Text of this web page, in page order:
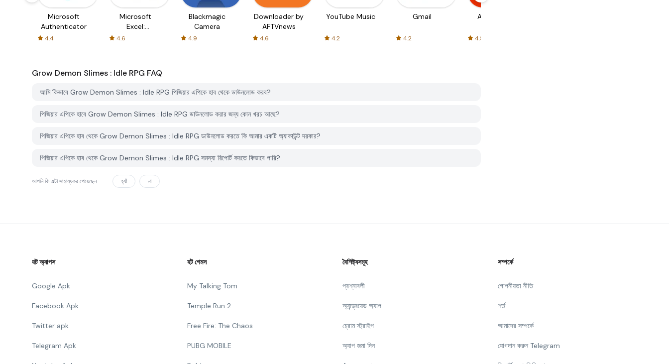
Microsoft
Authenticator
4.4
Microsoft
Excel:
Spreadsheets
4.6
Blackmagic
Camera
4.9
Downloader by
AFTVnews
4.6
YouTube Music
4.2
Gmail
4.2
AliExpress
4.5
Grow Demon Slimes : Idle RPG FAQ
আমি কিভাবে Grow Demon Slimes : Idle RPG পিজিয়ার এপিকে হাব থেকে ডাউনলোড করব?
পিজিয়ার এপিকে হাবে Grow Demon Slimes : Idle RPG ডাউনলোড করার জন্য কোন খরচ আছে?
পিজিয়ার এপিকে হাব থেকে Grow Demon Slimes : Idle RPG ডাউনলোড করতে কি আমার একটি অ্যাকাউন্ট দরকার?
পিজিয়ার এপিকে হাব থেকে Grow Demon Slimes : Idle RPG সমস্যা রিপোর্ট করতে কিভাবে পারি?
আপনি কি এটা সাহায্যকর পেয়েছেন হ্যাঁ না
হট অ্যাপস
Google Apk
Facebook Apk
Twitter apk
Telegram Apk
হট গেমস
My Talking Tom
Temple Run 2
Free Fire: The Chaos
PUBG MOBILE
বৈশিষ্ট্যসমূহ
প্রশ্নাবলী
অ্যান্ড্রয়েড অ্যাপ
চ্রোম স্ট্রাইপ
অ্যাপ জমা দিন
সম্পর্কে
গোপনীয়তা নীতি
শর্ত
আমাদের সম্পর্কে
যোগদান করুন Telegram